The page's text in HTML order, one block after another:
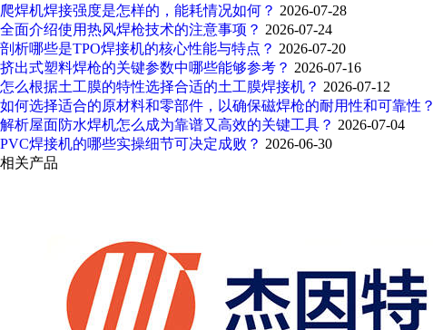
爬焊机焊接强度是怎样的，能耗情况如何？ 2026-07-28
全面介绍使用热风焊枪技术的注意事项？ 2026-07-24
剖析哪些是TPO焊接机的核心性能与特点？ 2026-07-20
挤出式塑料焊枪的关键参数中哪些能够参考？ 2026-07-16
怎么根据土工膜的特性选择合适的土工膜焊接机？ 2026-07-12
如何选择适合的原材料和零部件，以确保磁焊枪的耐用性和可靠性？
解析屋面防水焊机怎么成为靠谱又高效的关键工具？ 2026-07-04
PVC焊接机的哪些实操细节可决定成败？ 2026-06-30
相关产品